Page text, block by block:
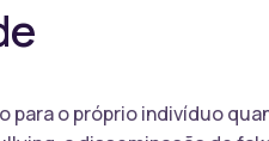
o próprio indivíduo